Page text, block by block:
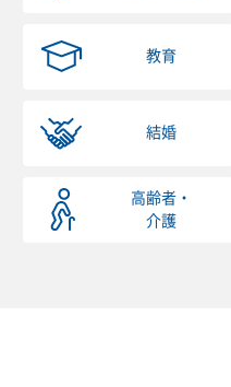
教育
結婚
高齢者・
介護